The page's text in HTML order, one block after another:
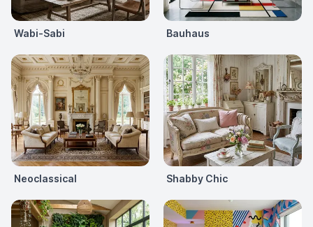
Wabi-Sabi Bauhaus
Neoclassical Shabby Chic